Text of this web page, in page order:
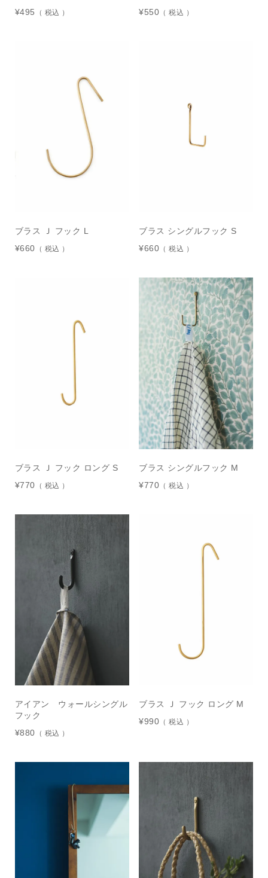
¥495 税込 ¥550 税込
ブラス Ｊ フック L
¥660 税込
ブラス シングルフック S
¥660 税込
ブラス Ｊ フック ロング S
¥770 税込
ブラス シングルフック M
¥770 税込
アイアン ウォールシングル
フック
¥880 税込
ブラス Ｊ フック ロング M
¥990 税込